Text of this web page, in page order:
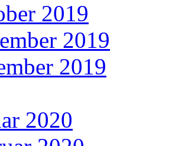
2019
2019
2019
2020